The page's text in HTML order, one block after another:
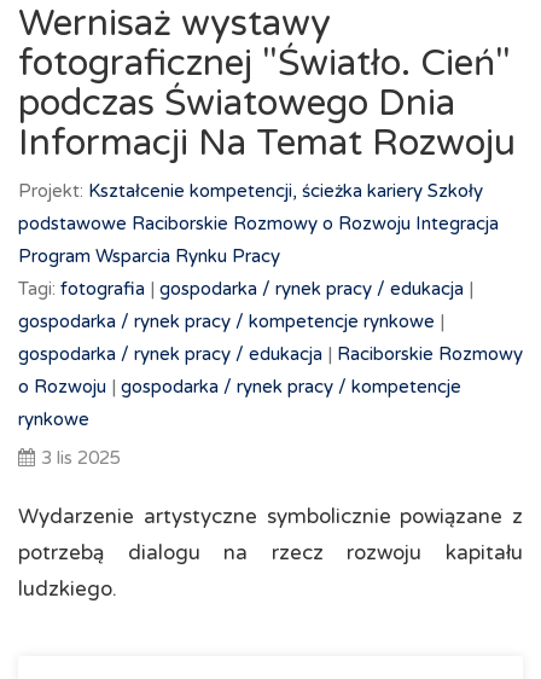
Wernisaż wystawy
fotograficznej "Światło. Cień"
podczas Światowego Dnia
Informacji Na Temat Rozwoju
Projekt: Kształcenie kompetencji, ścieżka kariery Szkoły
podstawowe Raciborskie Rozmowy o Rozwoju Integracja
Program Wsparcia Rynku Pracy
Tagi: fotografia | gospodarka / rynek pracy / edukacja |
gospodarka / rynek pracy / kompetencje rynkowe |
gospodarka / rynek pracy / edukacja | Raciborskie Rozmowy
o Rozwoju | gospodarka / rynek pracy / kompetencje
rynkowe
3 lis 2025
Wydarzenie artystyczne symbolicznie powiązane z
potrzebą dialogu na rzecz rozwoju kapitału
ludzkiego.